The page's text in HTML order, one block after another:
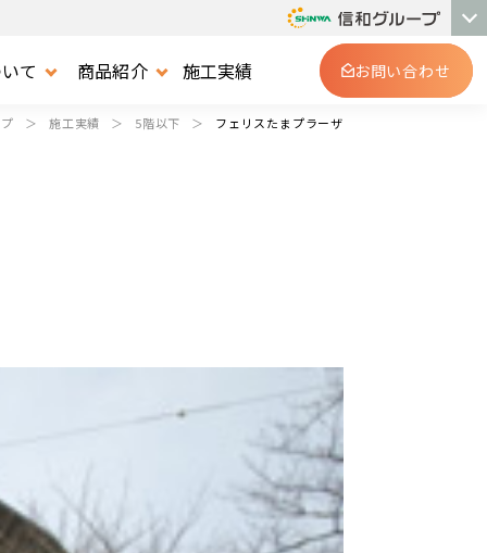
て 商品紹介 施工実績 お問い合わせ
施工実績 5階以下 フェリスたまプラーザ